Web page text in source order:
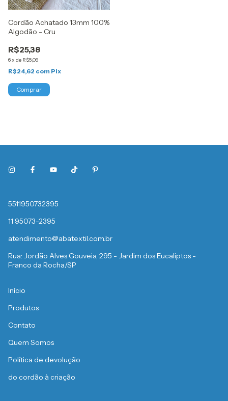
Cordão Achatado 13mm 100%
Algodão - Cru
R$25,38
6x de R$5,09
R$24,62 com Pix
5511950732395
11 95073-2395
atendimento@abatextil.com.br
Rua: Jordão Alves Gouveia, 295 - Jardim dos Eucaliptos -
Franco da Rocha/SP
Início
Produtos
Contato
Quem Somos
Política de devolução
do cordão à criação